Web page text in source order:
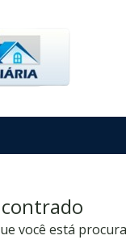
você está